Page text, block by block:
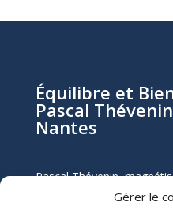
Gérer le
Équilibre et
Pascal
Nantes
Pascal Thévenin,
Nantes, vous